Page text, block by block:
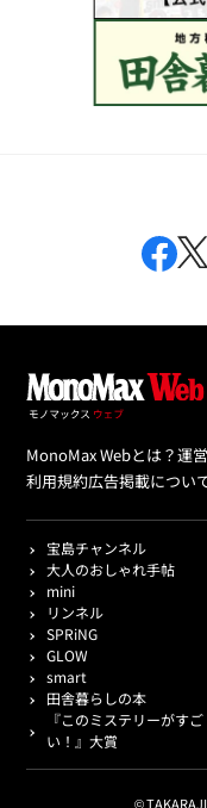
MonoMax Webとは？運
利用規約広告掲載につい
宝島チャンネル
大人のおしゃれ手帖
mini
リンネル
SPRiNG
GLOW
smart
田舎暮らしの本
『このミステリーがすご
い！』大賞
©